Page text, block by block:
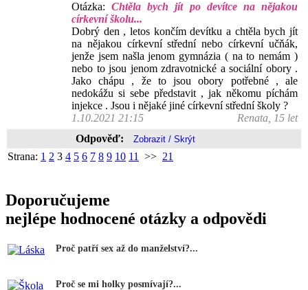
Otázka:Chtěla bych jít po devítce na nějakou
církevní školu...
Dobrý den , letos končím devítku a chtěla bych jít
na nějakou církevní střední nebo církevní učňák,
jenže jsem našla jenom gymnázia ( na to nemám )
nebo to jsou jenom zdravotnické a sociální obory .
Jako chápu , že to jsou obory potřebné , ale
nedokážu si sebe představit , jak někomu píchám
injekce . Jsou i nějaké jiné církevní střední školy ?
1.10.2021 21:15
Renata, 15 let
Odpověď:
Strana: 1 2 3 4 5 6 7 8 9 10 11 >> 21
Doporučujeme
nejlépe hodnocené otázky a odpovědi
Proč patří sex až do manželství?...
Proč se mi holky posmívají?...